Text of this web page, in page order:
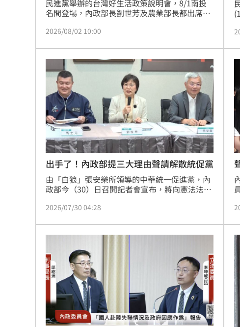
不靠交友軟體…難找另一半？過來人給解答
龜速白海豚颱風！外圍環流影響足足48小時
模擬戰時護送 賴清德參演萬鈞計劃畫面曝
削弱抵抗意志！中國「癱瘓台北」3手段曝
禾浩辰受極刑逼供 滿臉鮮血頭遭塞水池
李子森突「單膝下跪求婚」 杜忻恬反應曝
48歲男星直播突亮刀自殘 滿身血畫面瘋傳
台灣彩券開獎直播中 20:31
LIVE三立+24小時直播 15:27
三立iNEWS新聞台線上直播
父親節送會拉筋的按摩椅 爸爸「筋歡喜」
油品食安事件引關注 挑選保健食品要注意
罕病博士彭士齊 輪椅上的生命覺醒！ 11:00
酷澎「爸氣父親節」國際官方品牌齊聚
民進黨舉辦的台灣好生活政策說明會，8/1南投
名間登場，內政部長劉世芳及農業部長都出席，
政也到了，會中聚焦南投縣府將要在名間鄉興建
陳駿季也強調農業部一定會堅守把關立場。
2026/08/02 10:00
出手了！內政部提三大理由聲請解散統促黨
由「白狼」張安樂所領導的中華統一促進黨，內
政部今（30）日召開記者會宣布，將向憲法法庭
黨三大理由，第一，配合中共在台發展組織，且
選舉；第二，跨境鎮壓，噤聲台灣民主；第三，
批著政黨外衣，但實際為黑幫犯罪組織，已危害
國家安全、社會穩定及選舉公正性，因此內政部
完成相關事證蒐整後，將在8月初向憲法法庭聲
請解散中華統一促進黨
2026/07/30 04:28